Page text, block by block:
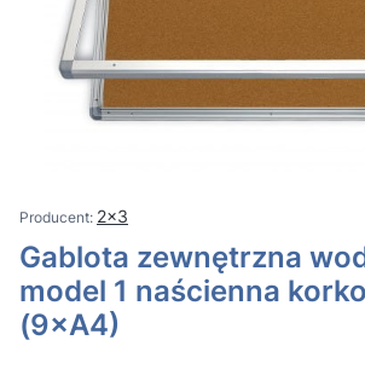
2x3
Gablota zewnętrzna
model 1 naścienna
(9×A4)